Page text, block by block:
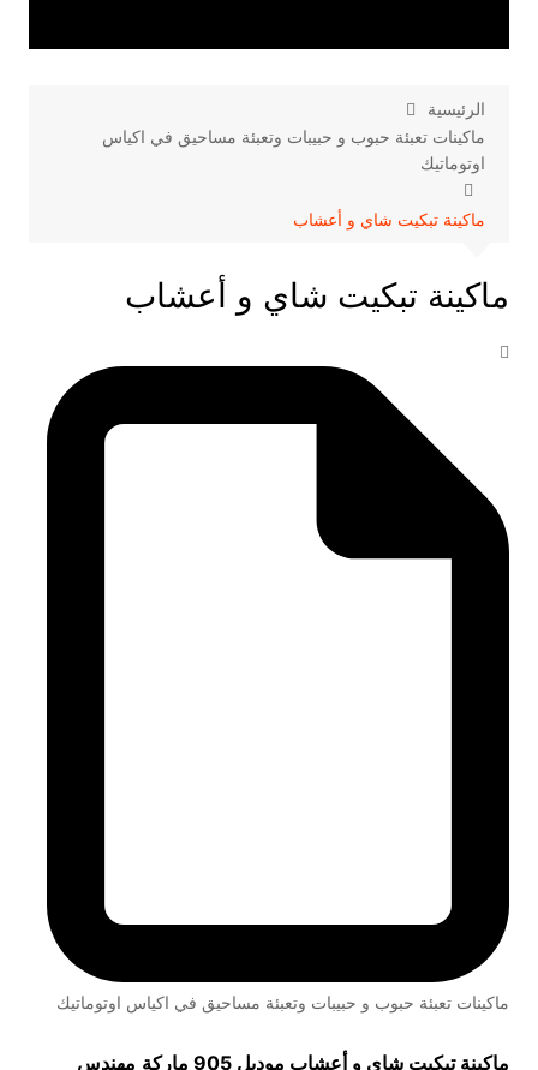
الرئيسية
ماكينات تعبئة حبوب و حبيبات وتعبئة مساحيق في اكياس
اوتوماتيك
ماكينة تبكيت شاي و أعشاب
ماكينة تبكيت شاي و أعشاب
ماكينات تعبئة حبوب و حبيبات وتعبئة مساحيق في اكياس اوتوماتيك
ماكينة تبكيت شاي و أعشاب موديل 905 ماركة
مهندس